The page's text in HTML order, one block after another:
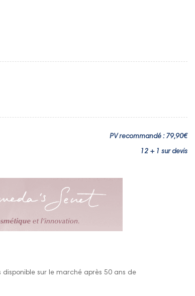
PV recommandé : 79,90€
12 + 1 sur devis
sur le marché après 50 ans de